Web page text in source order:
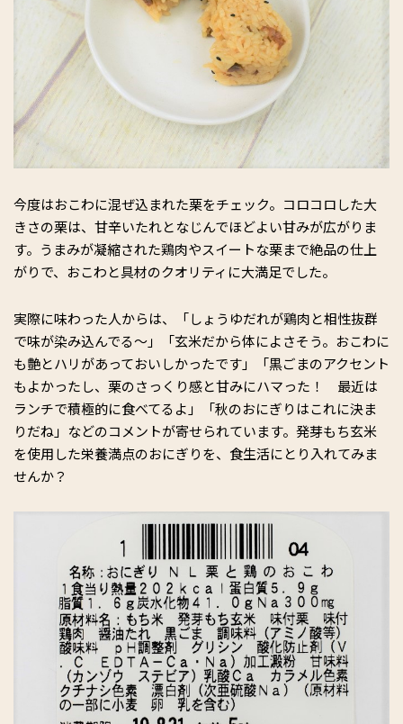
今度はおこわに混ぜ込まれた栗をチェック。コロコロした大
きさの栗は、甘辛いたれとなじんでほどよい甘みが広がりま
す。うまみが凝縮された鶏肉やスイートな栗まで絶品の仕上
がりで、おこわと具材のクオリティに大満足でした。
実際に味わった人からは、「しょうゆだれが鶏肉と相性抜群
で味が染み込んでる～」「玄米だから体によさそう。おこわに
も艶とハリがあっておいしかったです」「黒ごまのアクセント
もよかったし、栗のさっくり感と甘みにハマった！ 最近は
ランチで積極的に食べてるよ」「秋のおにぎりはこれに決ま
りだね」などのコメントが寄せられています。発芽もち玄米
を使用した栄養満点のおにぎりを、食生活にとり入れてみま
せんか？